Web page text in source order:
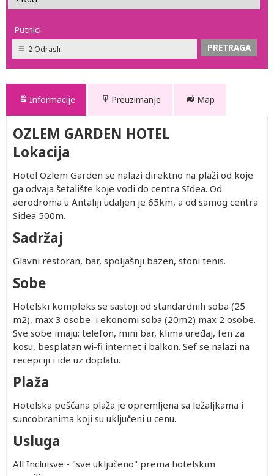
Putnici
2 Odrasli
Informacije Preuzimanje Map
OZLEM GARDEN HOTEL
Lokacija
Hotel Ozlem Garden se nalazi direktno na plaži od koje
ga odvaja šetalište koje vodi do centra SIdea. Od
aerodroma u Antaliji udaljen je 65km, a od samog centra
Sidea 500m.
Sadržaj
Glavni restoran, bar, spoljašnji bazen, stoni tenis.
Sobe
Hotelski kompleks se sastoji od standardnih soba (25
m2), max 3 osobe i ekonomi soba (20m2) max 2 osobe.
Sve sobe imaju: telefon, mini bar, klima uređaj, fen za
kosu, besplatan wi-fi internet i balkon. Sef se nalazi na
recepciji i ide uz doplatu.
Plaža
Hotelska peščana plaža je opremljena sa ležaljkama i
suncobranima koji su uključeni u cenu.
Usluga
All Incluisve - "sve uključeno" prema hotelskim